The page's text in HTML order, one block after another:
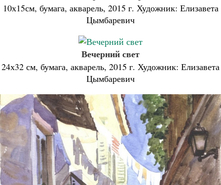
10х15см, бумага, акварель, 2015 г. Художник: Елизавета
Цымбаревич
Вечерний свет
24х32 см, бумага, акварель, 2015 г. Художник: Елизавета
Цымбаревич